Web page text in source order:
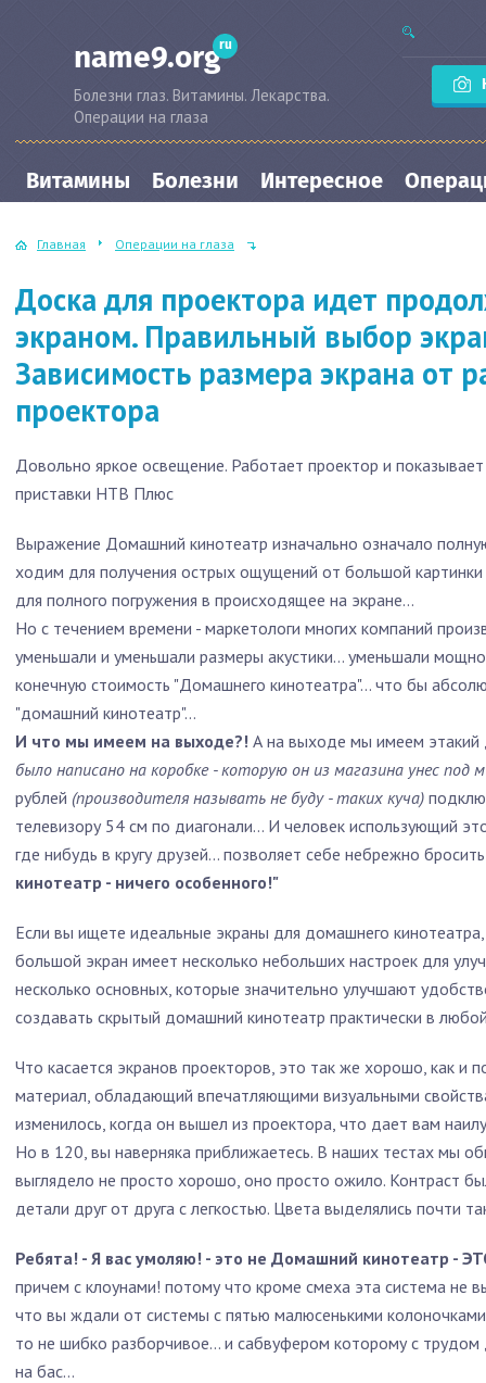
name9.orgru
Болезни глаз. Витамины. Лекарства.
Операции на глаза
Витамины Болезни Интересное
Главная Операции на глаза
Доска для проектора идет
экраном. Правильный выбор
Зависимость размера экрана от
проектора
Довольно яркое освещение. Работает проектор и
приставки НТВ Плюс
Выражение Домашний кинотеатр изначально означало
ходим для получения острых ощущений от большой
для полного погружения в происходящее на экране…
Но с течением времени - маркетологи многих компаний
уменьшали и уменьшали размеры акустики… уменьшали
конечную стоимость "Домашнего кинотеатра"… что бы
"домашний кинотеатр"…
И что мы имеем на выходе?! А на выходе мы имеем
было написано на коробке - которую он из магазина унес под
рублей (производителя называть не буду - таких куча)
телевизору 54 см по диагонали… И человек использующий
где нибудь в кругу друзей… позволяет себе небрежно
кинотеатр - ничего особенного!"
Если вы ищете идеальные экраны для домашнего
большой экран имеет несколько небольших настроек для
несколько основных, которые значительно улучшают
создавать скрытый домашний кинотеатр практически в
Что касается экранов проекторов, это так же хорошо, как и
материал, обладающий впечатляющими визуальными
изменилось, когда он вышел из проектора, что дает вам
Но в 120, вы наверняка приближаетесь. В наших тестах мы
выглядело не просто хорошо, оно просто ожило. Контраст
детали друг от друга с легкостью. Цвета выделялись почти
Ребята! - Я вас умоляю! - это не Домашний кинотеатр
причем с клоунами! потому что кроме смеха эта система не
что вы ждали от системы с пятью малюсенькими
то не шибко разборчивое… и сабвуфером которому с трудом
на бас…